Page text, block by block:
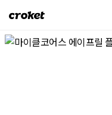
크
켓